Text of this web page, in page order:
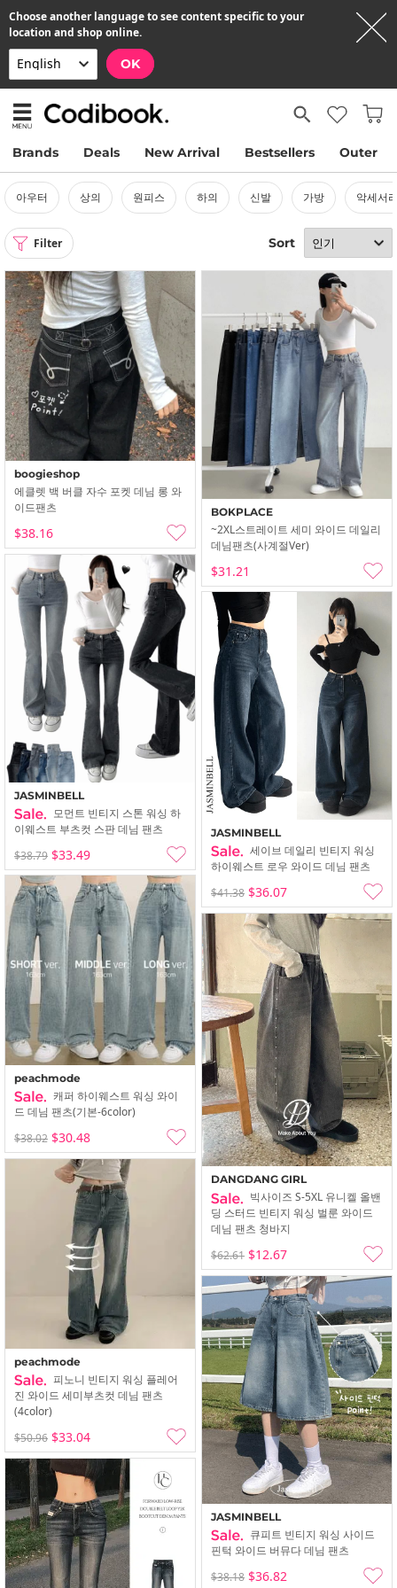
Choose another language to see content specific to your
location and shop online.
OK
Brands Deals New Arrival Bestsellers Outer
아우터 상의 원피스 하의 신발 가방 악세서
Filter Sort
boogieshop
에클렛 백 버클 자수 포켓 데님 롱 와
이드팬츠
$38.16
BOKPLACE
~2XL스트레이트 세미 와이드 데일리
데님팬츠(사계절ver)
$31.21
JASMINBELL
모먼트 빈티지 스톤 워싱 하
이웨스트 부츠컷 스판 데님 팬츠
$38.79 $33.49
JASMINBELL
세이브 데일리 빈티지 워싱
하이웨스트 로우 와이드 데님 팬츠
$41.38 $36.07
peachmode
캐퍼 하이웨스트 워싱 와이
드 데님 팬츠(기본-6color)
$38.02 $30.48
DANGDANG GIRL
빅사이즈 S-5XL 유니켈 올밴
딩 스터드 빈티지 워싱 벌룬 와이드
데님 팬츠 청바지
$62.61 $12.67
peachmode
피노니 빈티지 워싱 플레어
진 와이드 세미부츠컷 데님 팬츠
(4color)
$50.96 $33.04
JASMINBELL
큐피트 빈티지 워싱 사이드
핀턱 와이드 버뮤다 데님 팬츠
$38.18 $36.82